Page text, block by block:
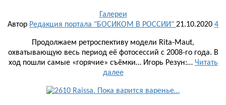
Галереи
Автор Редакция портала "БОСИКОМ В РОССИИ" 21.10.2020 4
Продолжаем ретроспективу модели Rita-Maut,
охватывающую весь период её фотосессий с 2008-го года. В
ход пошли самые «горячие» съёмки… Игорь Резун:… Читать
далее